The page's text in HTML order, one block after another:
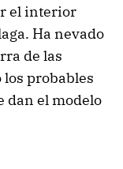
el interior
Ha nevado
de las
probables
dan el modelo